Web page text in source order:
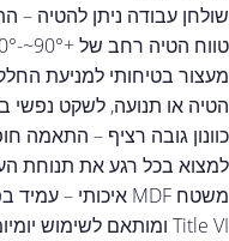
שולחן עבודה ניתן להטיה –
טווח הטיה רחב של +90°~-90° למגוון שימושים.
מעצור בטיחותי למניעת
הטיה או תנועה, לשקט נפשי
כוונון גובה רציף –
למצוא בכל רגע את תנוחת
Title VI ומותאם לשימוש יומיומי.